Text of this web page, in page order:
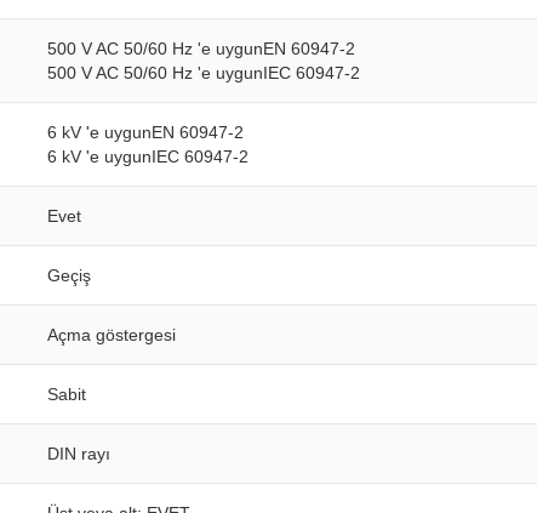
500 V AC 50/60 Hz 'e uygunEN 60947-2
500 V AC 50/60 Hz 'e uygunIEC 60947-2
6 kV 'e uygunEN 60947-2
6 kV 'e uygunIEC 60947-2
Evet
Geçiş
Açma göstergesi
Sabit
DIN rayı